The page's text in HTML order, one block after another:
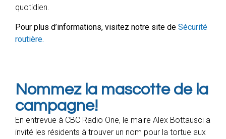
quotidien.
Pour plus d’informations, visitez notre site de Sécurité
routière.
Nommez la mascotte de la
campagne!
En entrevue à CBC Radio One, le maire Alex Bottausci a
invité les résidents à trouver un nom pour la tortue aux